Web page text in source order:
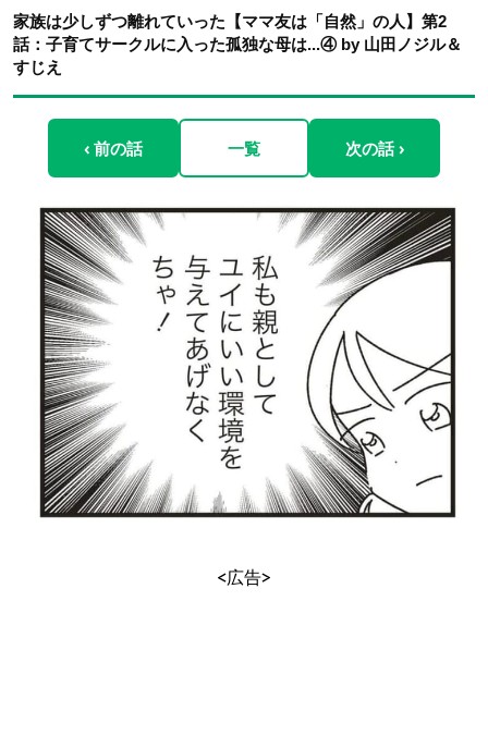
家族は少しずつ離れていった【ママ友は「自然」の人】第2
話：子育てサークルに入った孤独な母は...④ by 山田ノジル＆
すじえ
‹ 前の話 一覧 次の話 ›
<広告>